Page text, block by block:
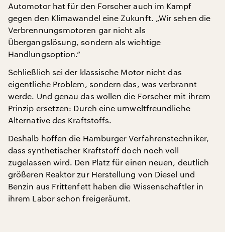
Automotor hat für den Forscher auch im Kampf
gegen den Klimawandel eine Zukunft. „Wir sehen die
Verbrennungsmotoren gar nicht als
Übergangslösung, sondern als wichtige
Handlungsoption.“
Schließlich sei der klassische Motor nicht das
eigentliche Problem, sondern das, was verbrannt
werde. Und genau das wollen die Forscher mit ihrem
Prinzip ersetzen: Durch eine umweltfreundliche
Alternative des Kraftstoffs.
Deshalb hoffen die Hamburger Verfahrenstechniker,
dass synthetischer Kraftstoff doch noch voll
zugelassen wird. Den Platz für einen neuen, deutlich
größeren Reaktor zur Herstellung von Diesel und
Benzin aus Frittenfett haben die Wissenschaftler in
ihrem Labor schon freigeräumt.